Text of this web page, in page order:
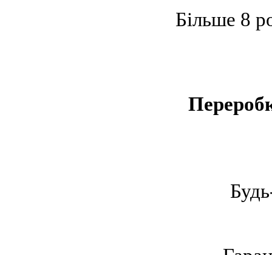
Більше 8